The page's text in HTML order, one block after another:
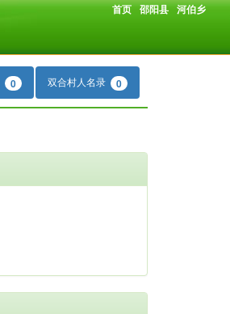
首页 邵阳县 河伯乡
0 双合村人名录 0